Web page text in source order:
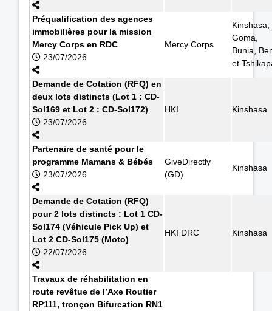
Préqualification des agences
immobilières pour la mission
Mercy Corps en RDC
23/07/2026
Mercy Corps
Kinshasa,
Goma,
Bunia,
et
Demande de Cotation (RFQ) en
deux lots distincts (Lot 1 : CD-
Sol169 et Lot 2 : CD-Sol172)
23/07/2026
HKI Kinshasa
Partenaire de santé pour le
programme Mamans & Bébés
23/07/2026
GiveDirectly
(GD)
Kinshasa
Demande de Cotation (RFQ)
pour 2 lots distincts : Lot 1 CD-
Sol174 (Véhicule Pick Up) et
Lot 2 CD-Sol175 (Moto)
22/07/2026
HKI DRC Kinshasa
Travaux de réhabilitation en
route revêtue de l’Axe Routier
RP111, tronçon Bifurcation RN1